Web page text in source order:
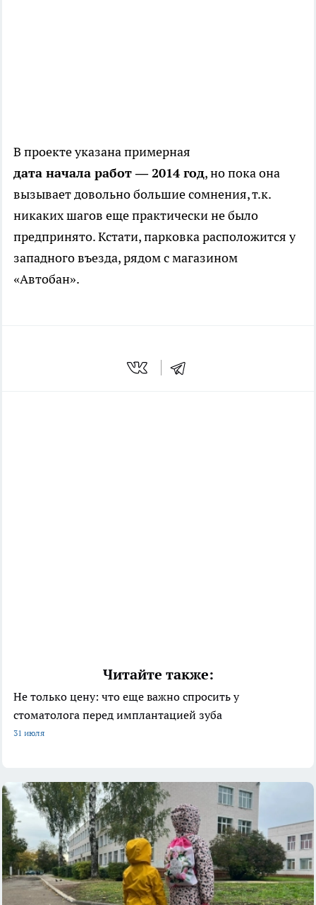
В проекте указана примерная
дата начала работ — 2014 год, но пока она
вызывает довольно большие сомнения, т.к.
никаких шагов еще практически не было
предпринято. Кстати, парковка расположится у
западного въезда, рядом с магазином
«Автобан».
Читайте также:
Не только цену: что еще важно спросить у
стоматолога перед имплантацией зуба
31 июля